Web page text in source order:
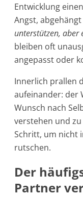
Entwicklung
Angst,
unterstützen, aber
bleiben oft
angepasst oder
Innerlich prallen
aufeinander: der
Wunsch nach
verstehen und
Schritt, um nicht
rutschen.
Der
Partner